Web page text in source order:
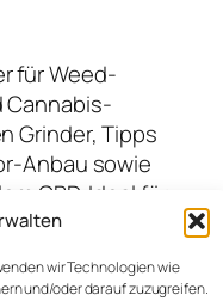
wir Technologien wie
und/oder darauf zuzugreifen.
für Weed-
Cannabis-
Grinder, Tipps
Anbau sowie
CBD. Ideal für